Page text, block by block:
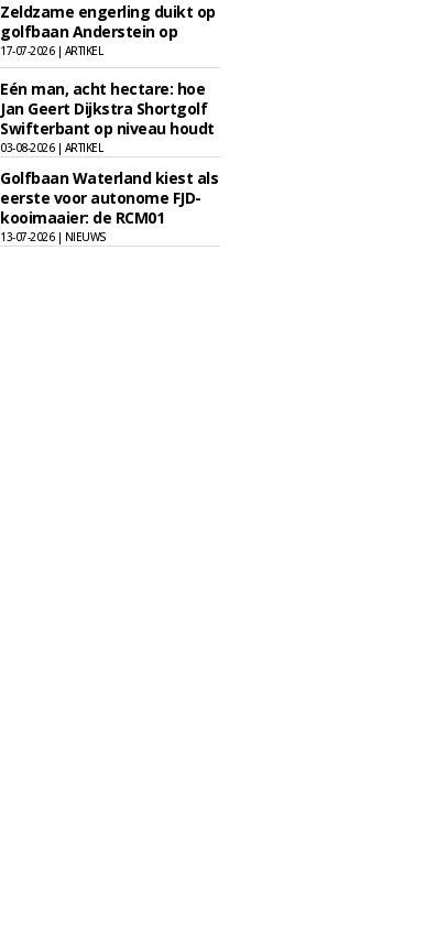
Zeldzame engerling duikt op
golfbaan Anderstein op
17-07-2026 | ARTIKEL
Eén man, acht hectare: hoe
Jan Geert Dijkstra Shortgolf
Swifterbant op niveau houdt
03-08-2026 | ARTIKEL
Golfbaan Waterland kiest als
eerste voor autonome FJD-
kooimaaier: de RCM01
13-07-2026 | NIEUWS